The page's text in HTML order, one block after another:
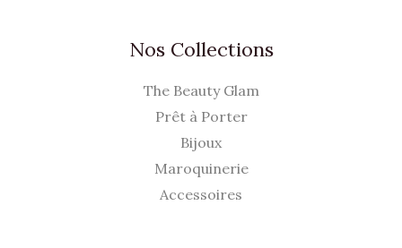
Nos Collections
The Beauty Glam
Prêt à Porter
Bijoux
Maroquinerie
Accessoires